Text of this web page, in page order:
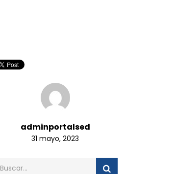
adminportalsed
31 mayo, 2023